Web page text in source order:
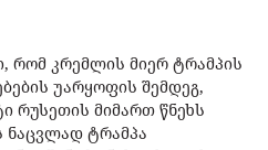
რომ კრემლის მიერ ტრამპის
უარყოფის შემდეგ,
რუსეთის მიმართ წნეხს
ნაცვლად ტრამპა